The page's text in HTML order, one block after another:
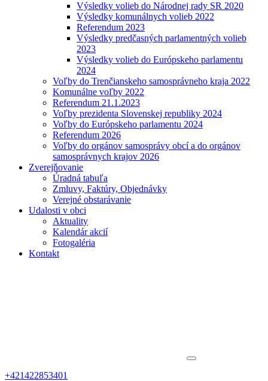
Výsledky volieb do Národnej rady SR 2020
Výsledky komunálnych volieb 2022
Referendum 2023
Výsledky predčasných parlamentných volieb
2023
Výsledky volieb do Európskeho parlamentu
2024
Voľby do Trenčianskeho samosprávneho kraja 2022
Komunálne voľby 2022
Referendum 21.1.2023
Voľby prezidenta Slovenskej republiky 2024
Voľby do Európskeho parlamentu 2024
Referendum 2026
Voľby do orgánov samosprávy obcí a do orgánov
samosprávnych krajov 2026
Zverejňovanie
Úradná tabuľa
Zmluvy, Faktúry, Objednávky
Verejné obstarávanie
Udalosti v obci
Aktuality
Kalendár akcií
Fotogaléria
Kontakt
+421422853401